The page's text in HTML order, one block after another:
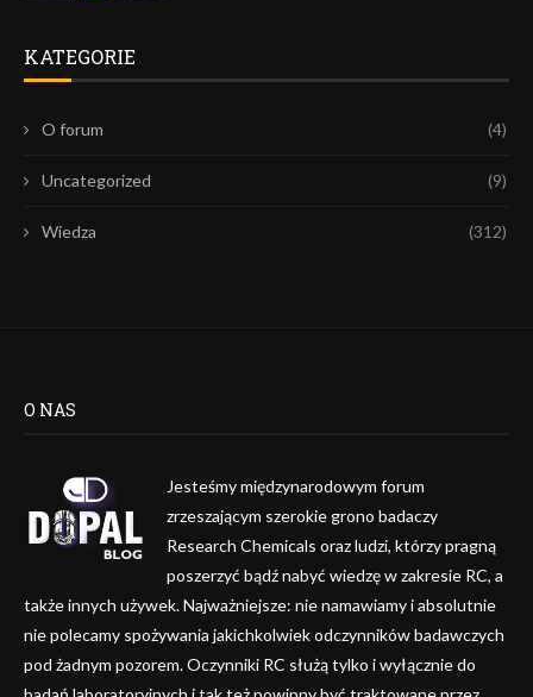
KATEGORIE
O forum (4)
Uncategorized (9)
Wiedza (312)
O NAS
Jesteśmy międzynarodowym forum
zrzeszającym szerokie grono badaczy
Research Chemicals oraz ludzi, którzy pragną
poszerzyć bądź nabyć wiedzę w zakresie RC, a
także innych używek. Najważniejsze: nie namawiamy i absolutnie
nie polecamy spożywania jakichkolwiek odczynników badawczych
pod żadnym pozorem. Oczynniki RC służą tylko i wyłącznie do